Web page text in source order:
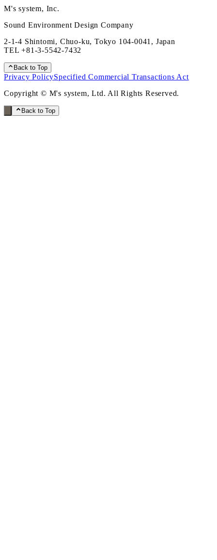
M's system, Inc.
Sound Environment Design Company
2-1-4 Shintomi, Chuo-ku, Tokyo 104-0041, Japan
TEL+81-3-5542-7432
Back to Top
Privacy PolicySpecified Commercial Transactions Act
Copyright © M's system, Ltd. All Rights Reserved.
Back to Top